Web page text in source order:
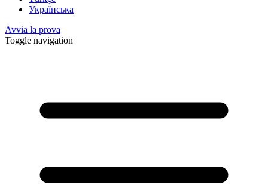
Українська
Avvia la prova
Toggle navigation